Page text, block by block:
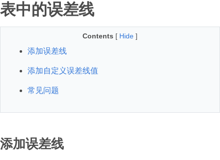
表中的误差线
Contents [ Hide ]
添加误差线
添加自定义误差线值
常见问题
添加误差线